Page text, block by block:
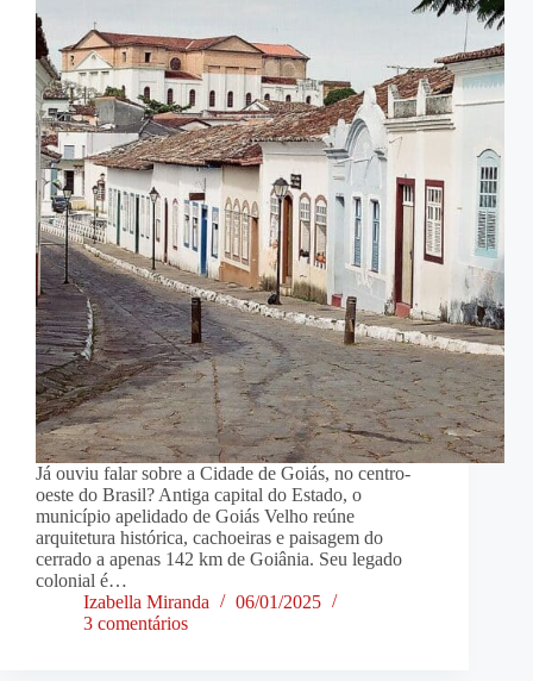
Já ouviu falar sobre a Cidade de Goiás, no centro-
oeste do Brasil? Antiga capital do Estado, o
município apelidado de Goiás Velho reúne
arquitetura histórica, cachoeiras e paisagem do
cerrado a apenas 142 km de Goiânia. Seu legado
colonial é…
Izabella Miranda
06/01/2025
3 comentários